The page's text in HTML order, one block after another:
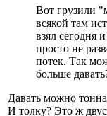
Вот грузили
всякой там
взял сегодня
просто не
потек. Так
больше
Давать можно
И толку? Это ж